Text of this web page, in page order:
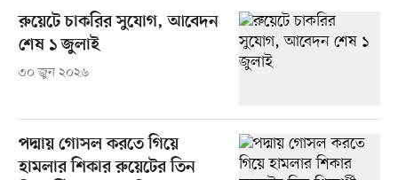
রুয়েটে চাকরির সুযোগ, আবেদন
শেষ ১ জুলাই
৩০ জুন ২০২৬
পদ্মায় গোসল করতে গিয়ে
হামলার শিকার রুয়েটের তিন